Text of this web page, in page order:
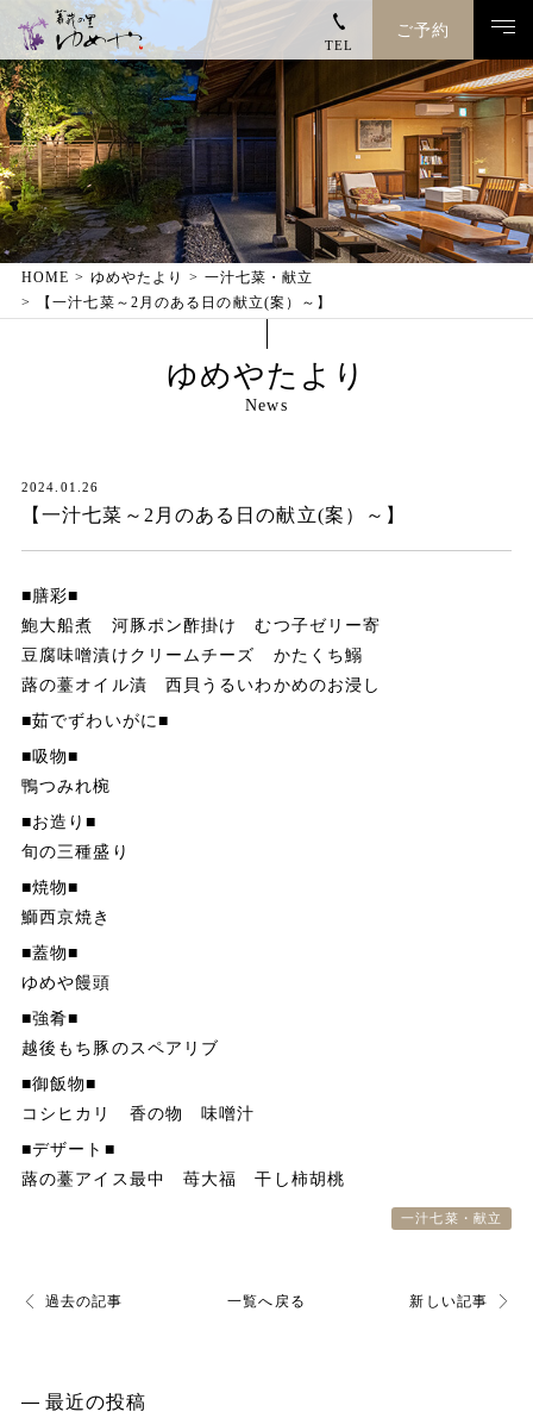
TEL
ご予約
トップページ
ゆめやのこと
客室
友の会
周辺観光・アクセス
お電話でのご予約・お問い合わせ
tel. 0256-82-5151
宿泊予約・プラン一覧
ご予約の確認・変更・キャンセル
会員登録
ゆめやたより
プライバシーポリシー
キャンセルポリシー
HOME ゆめやたより
一汁七菜・献立
【一汁七菜～2月のある日の献立(案）～】
ゆめやたより
News
2024.01.26
【一汁七菜～2月のある日の献立(案）～】
■膳彩■
鮑大船煮 河豚ポン酢掛け むつ子ゼリー寄
豆腐味噌漬けクリームチーズ かたくち鰯
蕗の薹オイル漬 西貝うるいわかめのお浸し
■茹でずわいがに■
■吸物■
鴨つみれ椀
■お造り■
旬の三種盛り
■焼物■
鰤西京焼き
■蓋物■
ゆめや饅頭
■強肴■
越後もち豚のスペアリブ
■御飯物■
コシヒカリ 香の物 味噌汁
■デザート■
蕗の薹アイス最中 苺大福 干し柿胡桃
一汁七菜・献立
過去の記事 一覧へ戻る 新しい記事
最近の投稿